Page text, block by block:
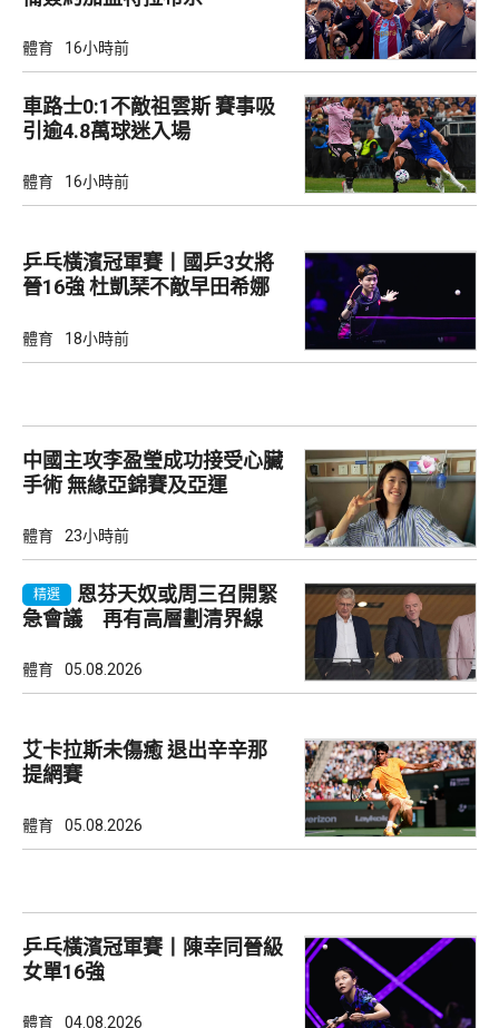
體育 16小時前
車路士0:1不敵祖雲斯 賽事吸
引逾4.8萬球迷入場
體育 16小時前
乒乓橫濱冠軍賽丨國乒3女將
晉16強 杜凱琹不敵早田希娜
體育 18小時前
中國主攻李盈瑩成功接受心臟
手術 無緣亞錦賽及亞運
體育 23小時前
精選
恩芬天奴或周三召開緊
急會議 再有高層劃清界線
體育 05.08.2026
艾卡拉斯未傷癒 退出辛辛那
提網賽
體育 05.08.2026
乒乓橫濱冠軍賽丨陳幸同晉級
女單16強
體育 04.08.2026